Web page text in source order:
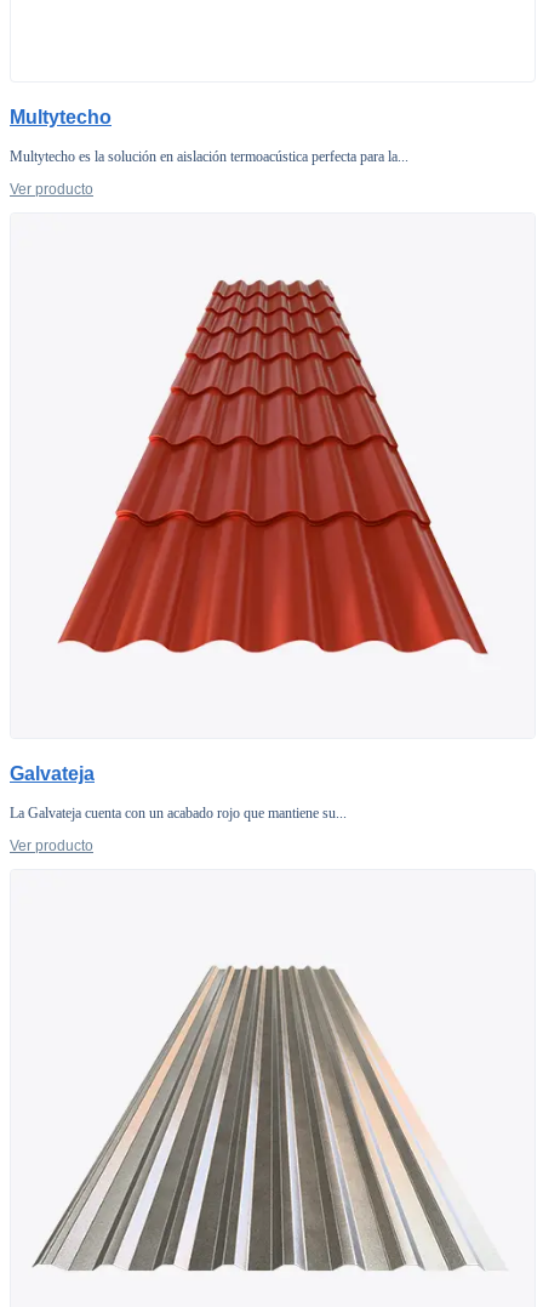
Multytecho
Multytecho es la solución en aislación termoacústica perfecta para la...
Ver producto
Galvateja
La Galvateja cuenta con un acabado rojo que mantiene su...
Ver producto